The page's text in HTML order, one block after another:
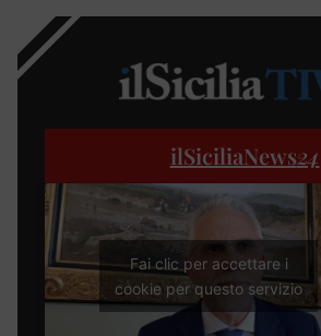
ilSiciliaNews24
Fai clic per accettare i
cookie per questo servizio